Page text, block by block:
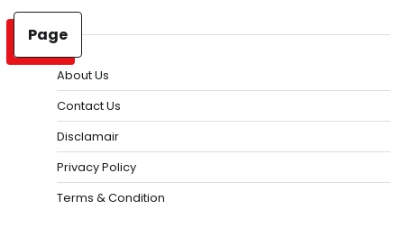
Page
About Us
Contact Us
Disclamair
Privacy Policy
Terms & Condition